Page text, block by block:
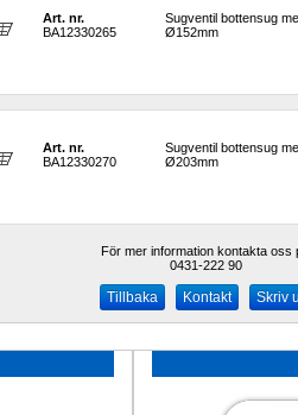
Art. nr.
BA12330265
Sugventil bottensug
Ø152mm
Art. nr.
BA12330270
Sugventil bottensug
Ø203mm
För mer information kontakta oss
0431-222 90
Kontakt Skriv